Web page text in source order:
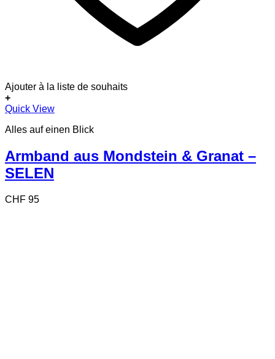
Ajouter à la liste de souhaits
+
Quick View
Alles auf einen Blick
Armband aus Mondstein & Granat –
SELEN
CHF 95